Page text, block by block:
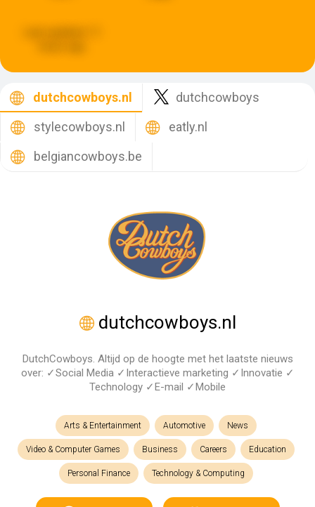
dutchcowboys.nl
dutchcowboys
stylecowboys.nl
eatly.nl
belgiancowboys.be
dutchcowboys.nl
DutchCowboys. Altijd op de hoogte met het laatste nieuws
over: ✓Social Media ✓Interactieve marketing ✓Innovatie ✓
Technology ✓E-mail ✓Mobile
Arts & Entertainment Automotive News
Video & Computer Games Business Careers Education
Personal Finance Technology & Computing